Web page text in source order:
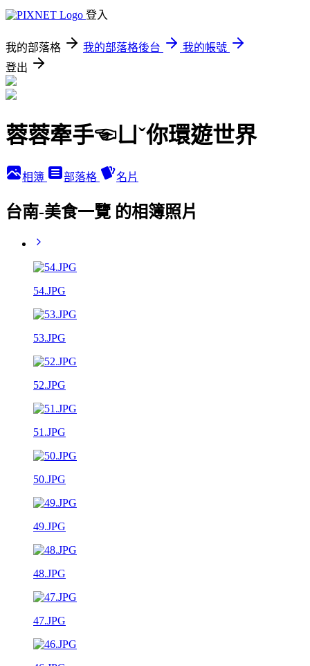
登入
我的部落格 我的部落格後台
我的帳號
登出
蓉蓉牽手☜ㄩˇ你環遊世界
相簿 部落格 名片
台南-美食一覽 的相簿照片
54.JPG
53.JPG
52.JPG
51.JPG
50.JPG
49.JPG
48.JPG
47.JPG